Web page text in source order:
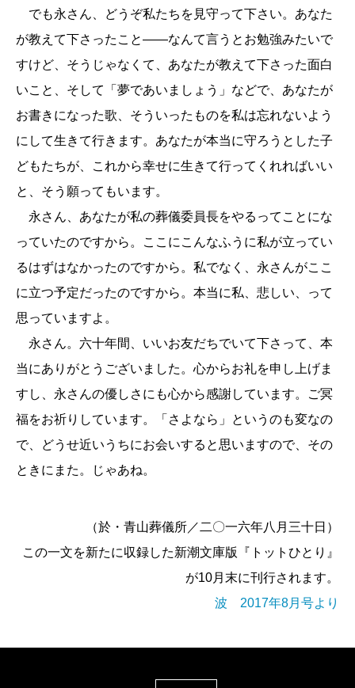
でも永さん、どうぞ私たちを見守って下さい。あなた
が教えて下さったこと――なんて言うとお勉強みたいで
すけど、そうじゃなくて、あなたが教えて下さった面白
いこと、そして「夢であいましょう」などで、あなたが
お書きになった歌、そういったものを私は忘れないよう
にして生きて行きます。あなたが本当に守ろうとした子
どもたちが、これから幸せに生きて行ってくれればいい
と、そう願ってもいます。
永さん、あなたが私の葬儀委員長をやるってことにな
っていたのですから。ここにこんなふうに私が立ってい
るはずはなかったのですから。私でなく、永さんがここ
に立つ予定だったのですから。本当に私、悲しい、って
思っていますよ。
永さん。六十年間、いいお友だちでいて下さって、本
当にありがとうございました。心からお礼を申し上げま
すし、永さんの優しさにも心から感謝しています。ご冥
福をお祈りしています。「さよなら」というのも変なの
で、どうせ近いうちにお会いすると思いますので、その
ときにまた。じゃあね。
（於・青山葬儀所／二〇一六年八月三十日）
この一文を新たに収録した新潮文庫版『トットひとり』
が10月末に刊行されます。
波 2017年8月号より